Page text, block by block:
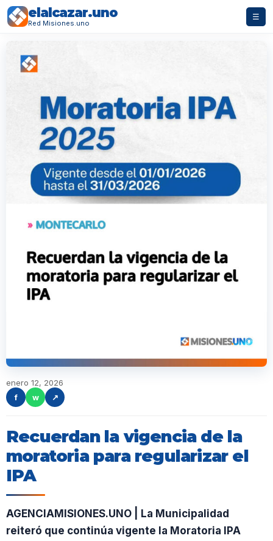
elalcazar.uno
Red Misiones.uno
☰
enero 12, 2026
f
w ↗
Recuerdan la vigencia de la
moratoria para regularizar el
IPA
AGENCIAMISIONES.UNO | La Municipalidad
reiteró que continúa vigente la Moratoria IPA